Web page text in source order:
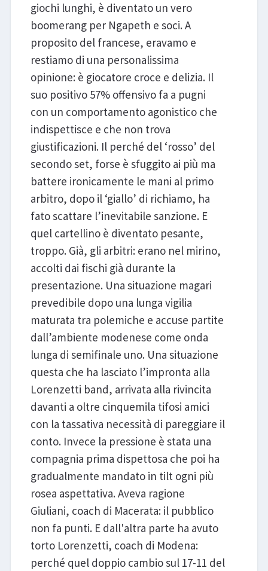
giochi lunghi, è diventato un vero
boomerang per Ngapeth e soci. A
proposito del francese, eravamo e
restiamo di una personalissima
opinione: è giocatore croce e delizia. Il
suo positivo 57% offensivo fa a pugni
con un comportamento agonistico che
indispettisce e che non trova
giustificazioni. Il perché del ‘rosso’ del
secondo set, forse è sfuggito ai più ma
battere ironicamente le mani al primo
arbitro, dopo il ‘giallo’ di richiamo, ha
fato scattare l’inevitabile sanzione. E
quel cartellino è diventato pesante,
troppo. Già, gli arbitri: erano nel mirino,
accolti dai fischi già durante la
presentazione. Una situazione magari
prevedibile dopo una lunga vigilia
maturata tra polemiche e accuse partite
dall’ambiente modenese come onda
lunga di semifinale uno. Una situazione
questa che ha lasciato l’impronta alla
Lorenzetti band, arrivata alla rivincita
davanti a oltre cinquemila tifosi amici
con la tassativa necessità di pareggiare il
conto. Invece la pressione è stata una
compagnia prima dispettosa che poi ha
gradualmente mandato in tilt ogni più
rosea aspettativa. Aveva ragione
Giuliani, coach di Macerata: il pubblico
non fa punti. E dall'altra parte ha avuto
torto Lorenzetti, coach di Modena:
perché quel doppio cambio sul 17-11 del